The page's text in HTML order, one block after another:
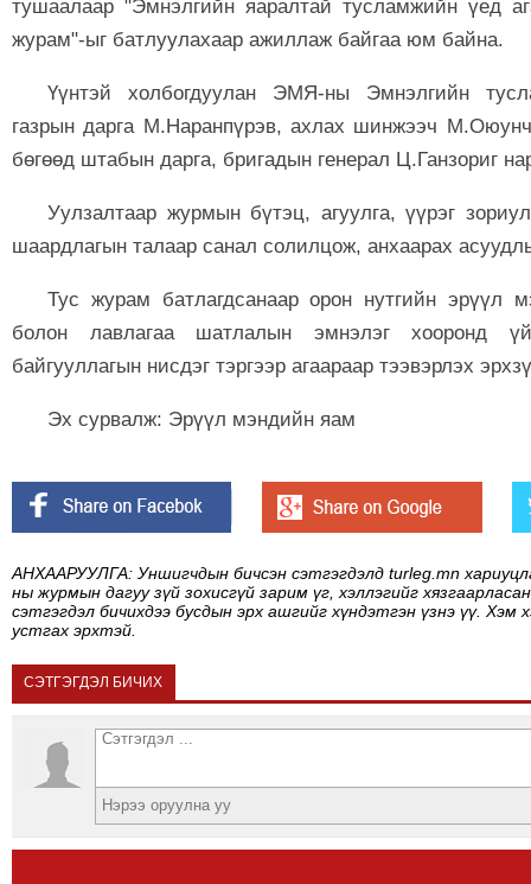
тушаалаар "Эмнэлгийн яаралтай тусламжийн үед
журам"-ыг батлуулахаар ажиллаж байгаа юм байна.
Үүнтэй холбогдуулан ЭМЯ-ны Эмнэлгийн
газрын дарга М.Наранпүрэв, ахлах шинжээч
бөгөөд штабын дарга, бригадын генерал Ц.Ганзориг
Уулзалтаар журмын бүтэц, агуулга, үүрэг
шаардлагын талаар санал солилцож, анхаарах
Тус журам батлагдсанаар орон нутгийн эрүүл
болон лавлагаа шатлалын эмнэлэг хооронд
байгууллагын нисдэг тэргээр агаараар тээвэрлэх
Эх сурвалж: Эрүүл мэндийн яам
АНХААРУУЛГА: Уншигчдын бичсэн сэтгэгдэлд turleg.mn
ны журмын дагуу зүй зохисгүй зарим үг, хэллэгийг
сэтгэгдэл бичихдээ бусдын эрх ашгийг хүндэтгэн үзнэ үү. Хэм
устгах эрхтэй.
СЭТГЭГДЭЛ БИЧИХ